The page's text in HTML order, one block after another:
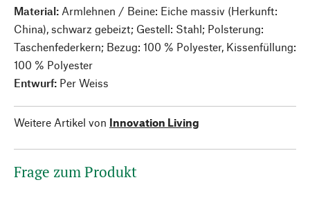
Material: Armlehnen / Beine: Eiche massiv (Herkunft:
China), schwarz gebeizt; Gestell: Stahl; Polsterung:
Taschenfederkern; Bezug: 100 % Polyester, Kissenfüllung:
100 % Polyester
Entwurf: Per Weiss
Weitere Artikel von Innovation Living
Frage zum Produkt